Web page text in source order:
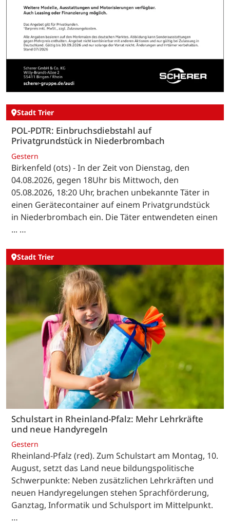
Stadt Trier
POL-PDTR: Einbruchsdiebstahl auf
Privatgrundstück in Niederbrombach
Gestern
Birkenfeld (ots) - In der Zeit von Dienstag, den
04.08.2026, gegen 18Uhr bis Mittwoch, den
05.08.2026, 18:20 Uhr, brachen unbekannte Täter in
einen Gerätecontainer auf einem Privatgrundstück
in Niederbrombach ein. Die Täter entwendeten einen
... …
Stadt Trier
Schulstart in Rheinland-Pfalz: Mehr Lehrkräfte
und neue Handyregeln
Gestern
Rheinland-Pfalz (red). Zum Schulstart am Montag, 10.
August, setzt das Land neue bildungspolitische
Schwerpunkte: Neben zusätzlichen Lehrkräften und
neuen Handyregelungen stehen Sprachförderung,
Ganztag, Informatik und Schulsport im Mittelpunkt.
…